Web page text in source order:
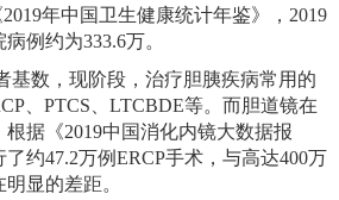
年中国卫生健康统计年鉴》，2019
例约为333.6万。
基数，现阶段，治疗胆胰疾病常用的
、PTCS、LTCBDE等。而胆道镜在
据《2019中国消化内镜大数据报
约47.2万例ERCP手术，与高达400万
显的差距。